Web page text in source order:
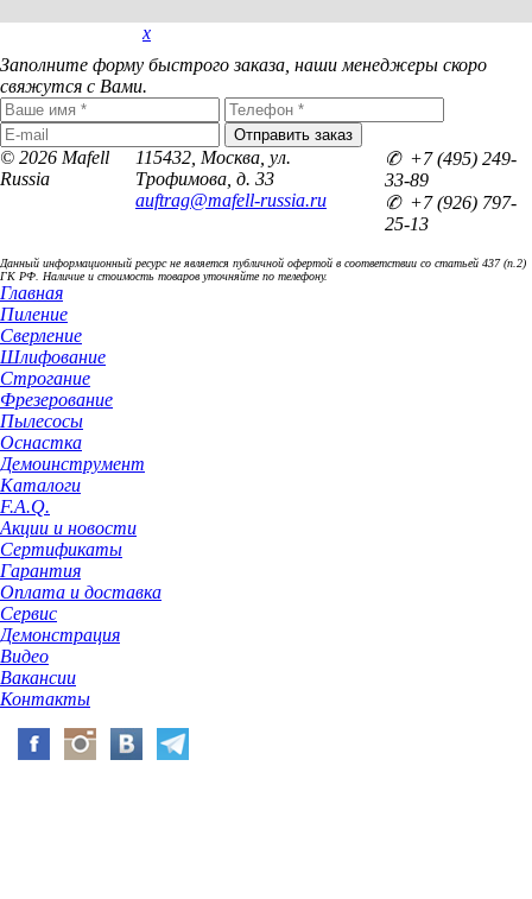
Покупка в 1 кликx
Заполните форму быстрого заказа, наши менеджеры скоро
свяжутся с Вами.
© 2026 Mafell
Russia
115432, Москва, ул.
Трофимова, д. 33
auftrag@mafell-russia.ru
✆ +7 (495) 249-
33-89
✆ +7 (926) 797-
25-13
Данный информационный ресурс не является публичной офертой в соответствии со статьей 437 (п.2)
ГК РФ. Наличие и стоимость товаров уточняйте по телефону.
Главная
Пиление
Сверление
Шлифование
Строгание
Фрезерование
Пылесосы
Оснастка
Демоинструмент
Каталоги
F.A.Q.
Акции и новости
Сертификаты
Гарантия
Оплата и доставка
Сервис
Демонстрация
Видео
Вакансии
Контакты